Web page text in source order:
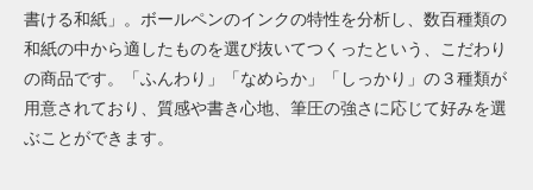
書ける和紙」。ボールペンのインクの特性を分析し、数百種類の
和紙の中から適したものを選び抜いてつくったという、こだわり
の商品です。「ふんわり」「なめらか」「しっかり」の３種類が
用意されており、質感や書き心地、筆圧の強さに応じて好みを選
ぶことができます。